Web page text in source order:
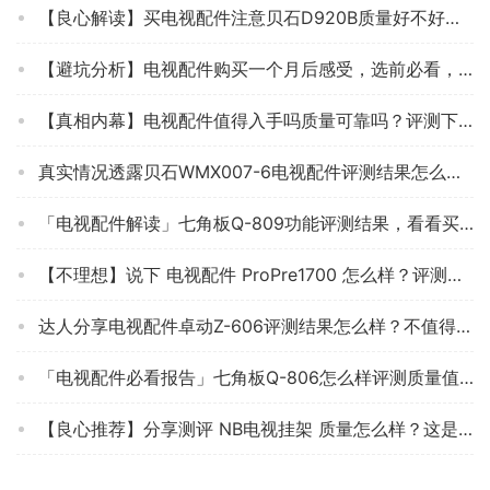
【良心解读】买电视配件注意贝石D920B质量好不好？怎么样入手更具性价比！
【避坑分析】电视配件购买一个月后感受，选前必看，测评 NBCF100 质量怎么样！
【真相内幕】电视配件值得入手吗质量可靠吗？评测下来告诉你坑不坑
真实情况透露贝石WMX007-6电视配件评测结果怎么样？不值得买吗？
「电视配件解读」七角板Q-809功能评测结果，看看买家怎么样评价的
【不理想】说下 电视配件 ProPre1700 怎么样？评测分析到底质量不耐用吗？
达人分享电视配件卓动Z-606评测结果怎么样？不值得买吗？
「电视配件必看报告」七角板Q-806怎么样评测质量值得买吗？
【良心推荐】分享测评 NB电视挂架 质量怎么样？这是我最后一次买电视配件了！